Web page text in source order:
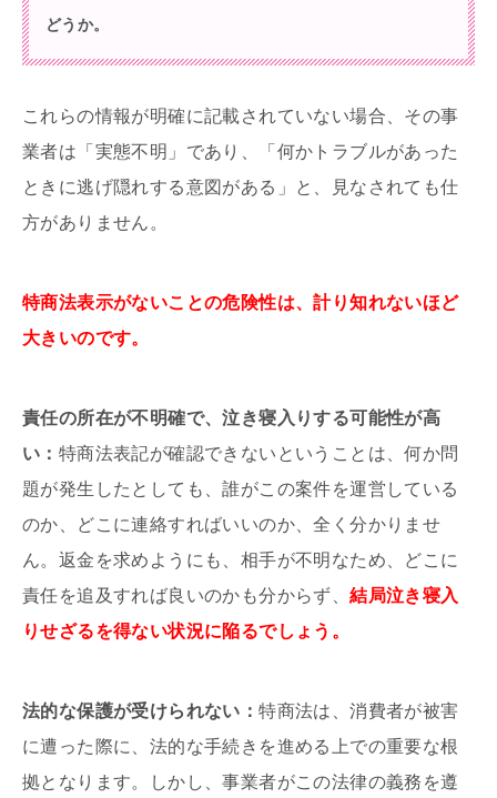
どうか。
これらの情報が明確に記載されていない場合、その事
業者は「実態不明」であり、「何かトラブルがあった
ときに逃げ隠れする意図がある」と、見なされても仕
方がありません。
特商法表示がないことの危険性は、計り知れないほど
大きいのです。
責任の所在が不明確で、泣き寝入りする可能性が高
い： 特商法表記が確認できないということは、何か問
題が発生したとしても、誰がこの案件を運営している
のか、どこに連絡すればいいのか、全く分かりませ
ん。返金を求めようにも、相手が不明なため、どこに
責任を追及すれば良いのかも分からず、結局泣き寝入
りせざるを得ない状況に陥るでしょう。
法的な保護が受けられない：特商法は、消費者が被害
に遭った際に、法的な手続きを進める上での重要な根
拠となります。しかし、事業者がこの法律の義務を遵